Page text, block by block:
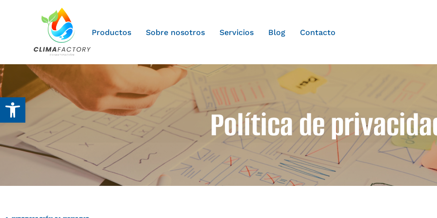
Productos Sobre nosotros Servicios Blog Contacto
Política de
Abrir barra de herramientas